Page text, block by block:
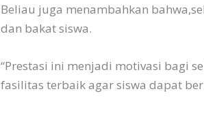
Beliau juga menambahkan
dan bakat siswa.
“Prestasi ini menjadi motivasi bagi
fasilitas terbaik agar siswa dapat